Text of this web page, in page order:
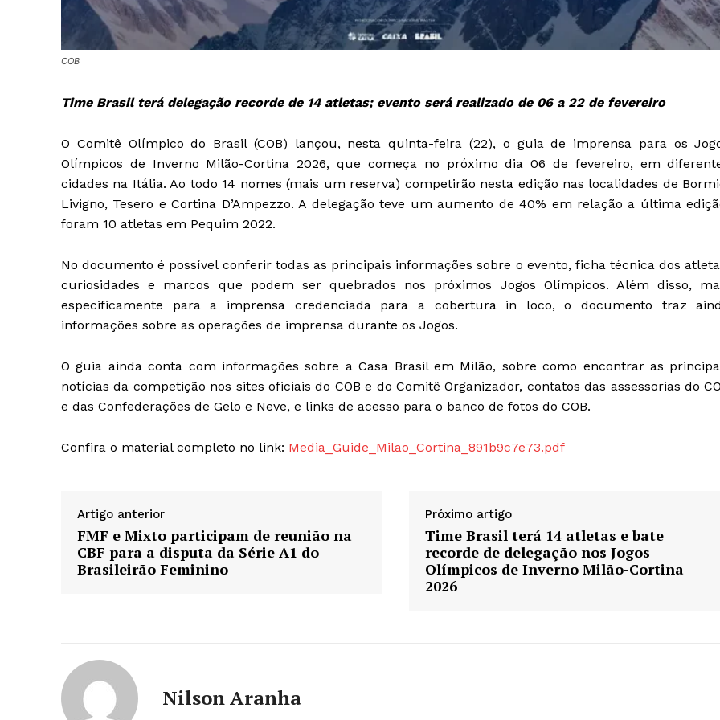
COB
Time Brasil terá delegação recorde de 14 atletas; evento será realizado de 06 a 22 de fevereiro
O Comitê Olímpico do Brasil (COB) lançou, nesta quinta-feira (22), o guia de imprensa para os
Olímpicos de Inverno Milão-Cortina 2026, que começa no próximo dia 06 de fevereiro, em
cidades na Itália. Ao todo 14 nomes (mais um reserva) competirão nesta edição nas localidades de
Livigno, Tesero e Cortina D’Ampezzo. A delegação teve um aumento de 40% em relação a última
foram 10 atletas em Pequim 2022.
No documento é possível conferir todas as principais informações sobre o evento, ficha técnica dos
curiosidades e marcos que podem ser quebrados nos próximos Jogos Olímpicos. Além disso,
especificamente para a imprensa credenciada para a cobertura in loco, o documento traz
informações sobre as operações de imprensa durante os Jogos.
O guia ainda conta com informações sobre a Casa Brasil em Milão, sobre como encontrar as
notícias da competição nos sites oficiais do COB e do Comitê Organizador, contatos das assessorias do
e das Confederações de Gelo e Neve, e links de acesso para o banco de fotos do COB.
Confira o material completo no link: Media_Guide_Milao_Cortina_891b9c7e73.pdf
Artigo anterior
FMF e Mixto participam de reunião na
CBF para a disputa da Série A1 do
Brasileirão Feminino
Próximo artigo
Time Brasil terá 14 atletas e bate
recorde de delegação nos Jogos
Olímpicos de Inverno Milão-Cortina
2026
Nilson Aranha